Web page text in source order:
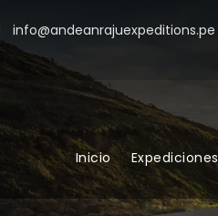
info@andeanrajuexpeditions.pe
Inicio Expediciones